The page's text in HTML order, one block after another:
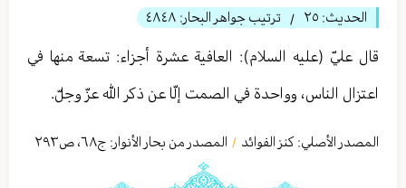
الحديث: ٢٥ / ترتيب جواهر البحار: ٤٨٤٨
قال عليّ (عليه السلام): العافية عشرة أجزاء: تسعة منها في
اعتزال الناس، وواحدة في الصمت إلّا عن ذكر الله عزّ وجلّ.
المصدر الأصلي: كنز الفوائد / المصدر من بحار الأنوار: ج٦٨، ص٢٩٣